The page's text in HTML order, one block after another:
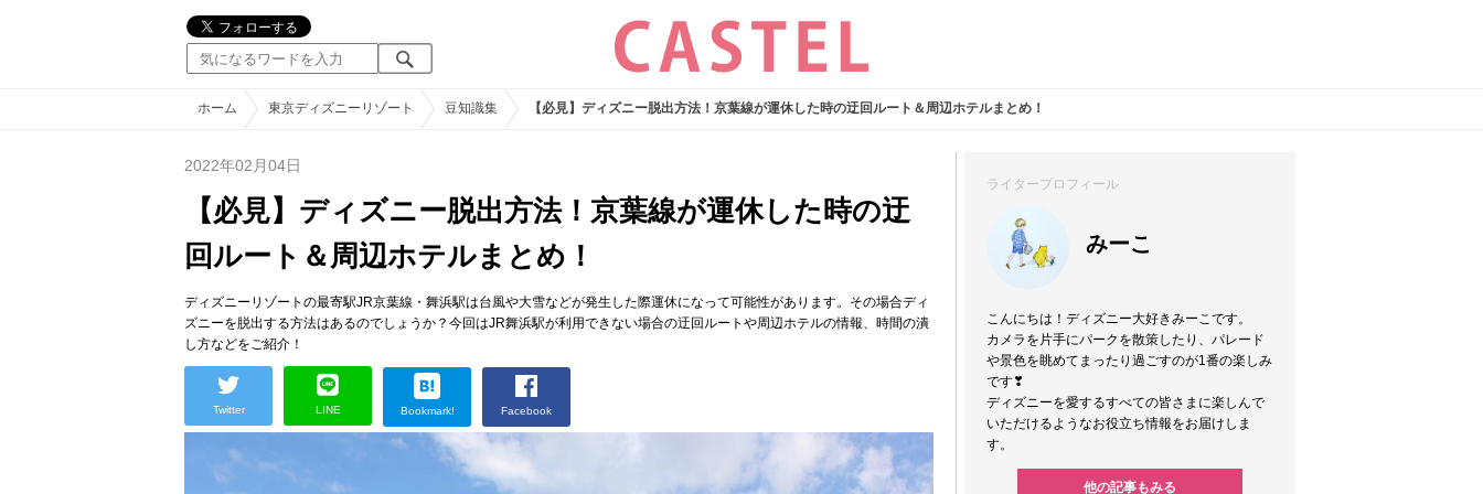
ホーム 東京ディズニーリゾート 豆知識集 【必見】ディズニー脱出方法！京葉線が運休した時の迂回ルート＆周辺ホテルまとめ！
2022年02月04日
【必見】ディズニー脱出方法！京葉線が運休した時の迂
回ルート＆周辺ホテルまとめ！
ディズニーリゾートの最寄駅JR京葉線・舞浜駅は台風や大雪などが発生した際運休になって可能性があります。その場合ディ
ズニーを脱出する方法はあるのでしょうか？今回はJR舞浜駅が利用できない場合の迂回ルートや周辺ホテルの情報、時間の潰
し方などをご紹介！
Twitter LINE Bookmark! Facebook
ライタープロフィール
みーこ
こんにちは！ディズニー大好きみーこです。
カメラを片手にパークを散策したり、パレード
や景色を眺めてまったり過ごすのが1番の楽しみ
です❣
ディズニーを愛するすべての皆さまに楽しんで
いただけるようなお役立ち情報をお届けしま
す。
他の記事もみる